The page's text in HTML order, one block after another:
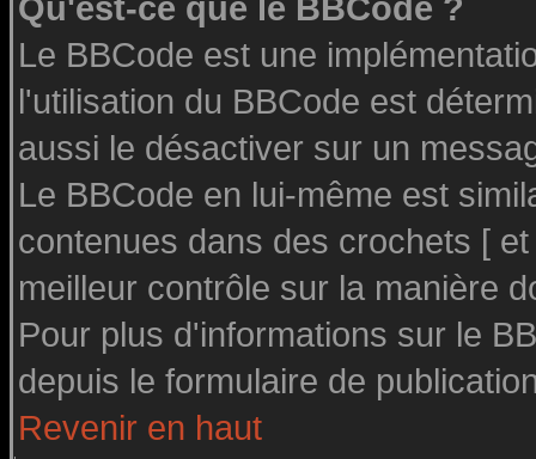
Qu'est-ce que le BBCode ?
Le BBCode est une
l'utilisation du BBCode est
aussi le désactiver sur un
Le BBCode en lui-même est
contenues dans des crochets [
meilleur contrôle sur la manière
Pour plus d'informations sur le
depuis le formulaire de
Revenir en haut